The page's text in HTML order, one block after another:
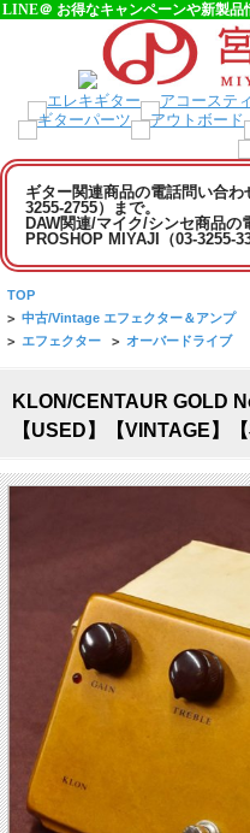
LINE＠ お得なキャンペーンや新製
ギター関連商品の電話問い合
3255-2755）まで。
DAW関連/マイク/シンセ商品
PROSHOP MIYAJI（03-3255-
TOP
> 中古/Vintage エフェクター＆アンプ
> エフェクター > オーバードライブ
KLON/CENTAUR GOLD
【USED】【VINTAGE】【